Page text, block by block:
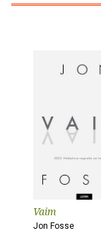
Vaim
Jon Fosse